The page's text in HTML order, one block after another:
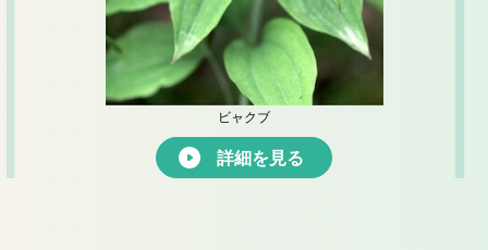
ビャクブ
詳細を見る